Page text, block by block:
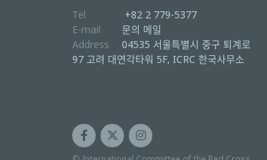
Tel
+82 2 779-5377
E-mail
문의 메일
Address
04535 서울특별시 중구 퇴계로
97 고려 대연각타워 5F, ICRC 한국사무소